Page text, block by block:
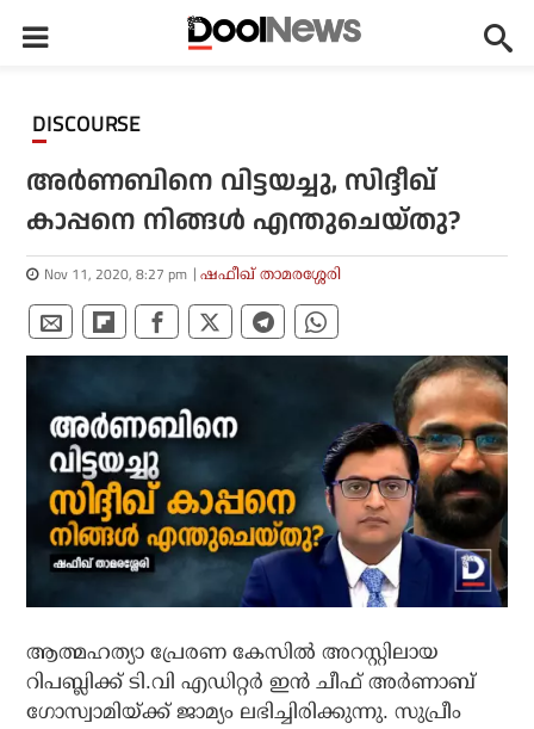
DISCOURSE
അര്‍ണബിനെ വിട്ടയച്ചു, സിദ്ദീഖ്
കാപ്പനെ നിങ്ങള്‍ എന്തുചെയ്തു?
Nov 11, 2020, 8:27 pm ഷഫീഖ് താമരശ്ശേരി
ആത്മഹത്യാ പ്രേരണ കേസില്‍ അറസ്റ്റിലായ
റിപബ്ലിക്ക് ടി.വി എഡിറ്റര്‍ ഇന്‍ ചീഫ് അര്‍ണാബ്
ഗോസ്വാമിയ്ക്ക് ജാമ്യം ലഭിച്ചിരിക്കുന്നു. സുപ്രീം